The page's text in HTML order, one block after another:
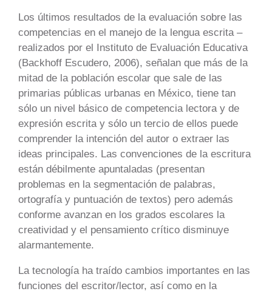
Los últimos resultados de la evaluación sobre las
competencias en el manejo de la lengua escrita –
realizados por el Instituto de Evaluación Educativa
(Backhoff Escudero, 2006), señalan que más de la
mitad de la población escolar que sale de las
primarias públicas urbanas en México, tiene tan
sólo un nivel básico de competencia lectora y de
expresión escrita y sólo un tercio de ellos puede
comprender la intención del autor o extraer las
ideas principales. Las convenciones de la escritura
están débilmente apuntaladas (presentan
problemas en la segmentación de palabras,
ortografía y puntuación de textos) pero además
conforme avanzan en los grados escolares la
creatividad y el pensamiento crítico disminuye
alarmantemente.
La tecnología ha traído cambios importantes en las
funciones del escritor/lector, así como en la